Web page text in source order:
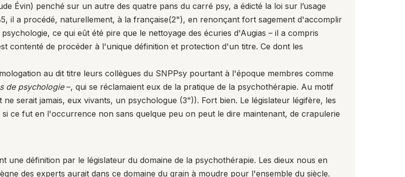
Évin) penché sur un autre des quatre pans du carré psy, a édicté la loi sur l’usage
il a procédé, naturellement, à la française(2"), en renonçant fort sagement d'accomplir
ce qui eût été pire que le nettoyage des écuries d'Augias – il a compris
contenté de procéder à l'unique définition et protection d'un titre. Ce dont les
au dit titre leurs collègues du SNPPsy pourtant à l'époque membres comme
de psychologie–, qui se réclamaient eux de la pratique de la psychothérapie. Au motif
serait jamais, eux vivants, un psychologue (3")). Fort bien. Le législateur légifère, les
ce fut en l'occurrence non sans quelque peu on peut le dire maintenant, de crapulerie
une définition par le législateur du domaine de la psychothérapie. Les dieux nous en
des experts aurait dans ce domaine du grain à moudre pour l'ensemble du siècle.